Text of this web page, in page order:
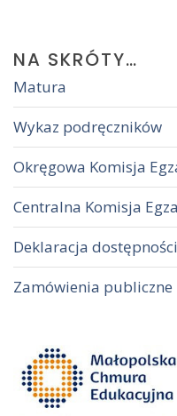
NA SKRÓTY…
Matura
Wykaz podręczników
Okręgowa Komisja
Centralna Komisja
Deklaracja dostępności
Zamówienia publiczne